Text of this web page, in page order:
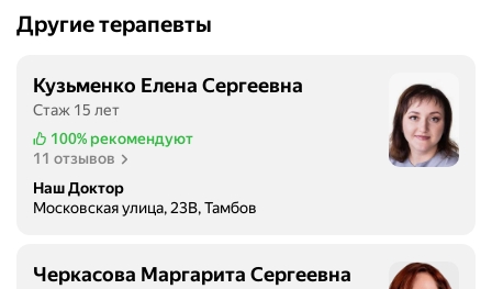
Другие терапевты
Кузьменко Елена Сергеевна
Стаж 15 лет
100% рекомендуют
11 отзывов
Наш Доктор
Московская улица, 23В, Тамбов
Черкасова Маргарита Сергеевна